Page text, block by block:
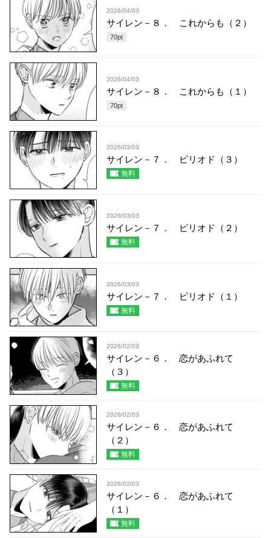
2026/04/03
サイレン－８． これからも（２）
70pt
2026/04/03
サイレン－８． これからも（１）
70pt
2026/03/03
サイレン－７． ピリオド（３）
無料
2026/03/03
サイレン－７． ピリオド（２）
無料
2026/03/03
サイレン－７． ピリオド（１）
無料
2026/02/03
サイレン－６． 恋があふれて
（３）
無料
2026/02/03
サイレン－６． 恋があふれて
（２）
無料
2026/02/03
サイレン－６． 恋があふれて
（１）
無料